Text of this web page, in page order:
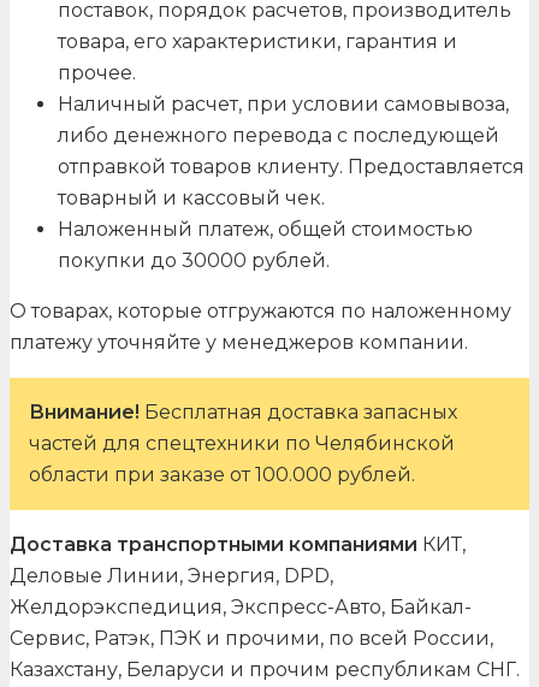
поставок, порядок расчетов, производитель
товара, его характеристики, гарантия и
прочее.
Наличный расчет, при условии самовывоза,
либо денежного перевода с последующей
отправкой товаров клиенту. Предоставляется
товарный и кассовый чек.
Наложенный платеж, общей стоимостью
покупки до 30000 рублей.
О товарах, которые отгружаются по наложенному
платежу уточняйте у менеджеров компании.
Внимание! Бесплатная доставка запасных
частей для спецтехники по Челябинской
области при заказе от 100.000 рублей.
Доставка транспортными компаниями КИТ,
Деловые Линии, Энергия, DPD,
Желдорэкспедиция, Экспресс-Авто, Байкал-
Сервис, Ратэк, ПЭК и прочими, по всей России,
Казахстану, Беларуси и прочим республикам СНГ.